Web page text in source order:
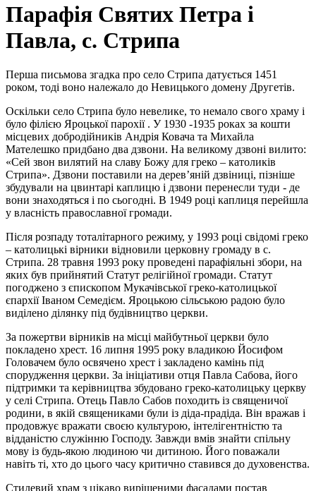
Парафія Святих Петра і
Павла, с. Стрипа
Перша письмова згадка про село Стрипа датується 1451
роком, тоді воно належало до Невицького домену Другетів.
Оскільки село Стрипа було невелике, то немало свого храму і
було філією Яроцької парохії . У 1930 -1935 роках за кошти
місцевих добродійників Андрія Ковача та Михайла
Мателешко придбано два дзвони. На великому дзвоні вилито:
«Сей звон вилятий на славу Божу для греко – католиків
Стрипа». Дзвони поставили на дерев’яній дзвіниці, пізніше
збудували на цвинтарі каплицю і дзвони перенесли туди - де
вони знаходяться і по сьогодні. В 1949 році каплиця перейшла
у власність православної громади.
Після розпаду тоталітарного режиму, у 1993 році свідомі греко
– католицькі вірники відновили церковну громаду в с.
Стрипа. 28 травня 1993 року проведені парафіяльні збори, на
яких був прийнятий Статут релігійної громади. Статут
погоджено з єпископом Мукачівської греко-католицької
єпархії Іваном Семедієм. Яроцькою сільською радою було
виділено ділянку під будівництво церкви.
За пожертви вірників на місці майбутньої церкви було
покладено хрест. 16 липня 1995 року владикою Йосифом
Головачем було освячено хрест і закладено камінь під
спорудження церкви. За ініціативи отця Павла Сабова, його
підтримки та керівництва збудовано греко-католицьку церкву
у селі Стрипа. Отець Павло Сабов походить із священичої
родини, в якій священиками були із діда-прадіда. Він вражав і
продовжує вражати своєю культурою, інтелігентністю та
відданістю служінню Господу. Завжди вмів знайти спільну
мову із будь-якою людиною чи дитиною. Його поважали
навіть ті, хто до цього часу критично ставився до духовенства.
Стилевий храм з цікаво вирішеними фасадами постав